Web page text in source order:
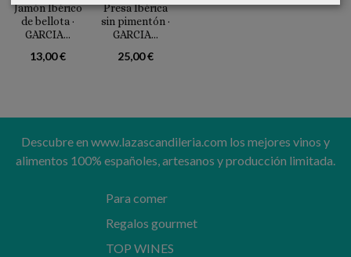
Jamón Ibérico
de bellota ·
GARCIA...
13,00 €
Presa Ibérica
sin pimentón ·
GARCIA...
25,00 €
Descubre en www.lazascandileria.com los mejores vinos y
alimentos 100% españoles, artesanos y producción limitada.
Para comer
Regalos gourmet
TOP WINES